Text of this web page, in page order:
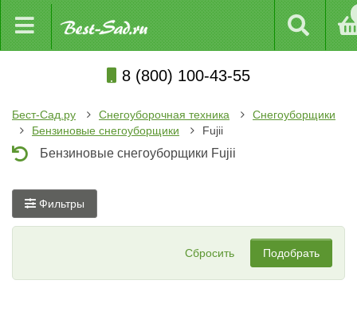
8 (800) 100-43-55
Бест-Сад.ру Снегоуборочная техника
Снегоуборщики
Бензиновые снегоуборщики
Fujii
Бензиновые снегоуборщики Fujii
Фильтры
Сбросить Подобрать